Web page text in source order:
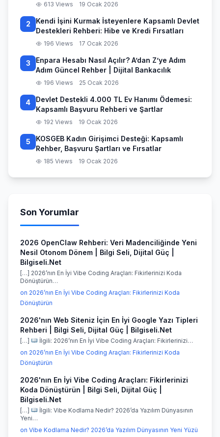
613 Views 19 Ocak 2026
2
Kendi İşini Kurmak İsteyenlere Kapsamlı Devlet
Destekleri Rehberi: Hibe ve Kredi Fırsatları
196 Views 17 Ocak 2026
3
Enpara Hesabı Nasıl Açılır? A’dan Z’ye Adım
Adım Güncel Rehber | Dijital Bankacılık
196 Views 25 Ocak 2026
4
Devlet Destekli 4.000 TL Ev Hanımı Ödemesi:
Kapsamlı Başvuru Rehberi ve Şartlar
192 Views 19 Ocak 2026
5
KOSGEB Kadın Girişimci Desteği: Kapsamlı
Rehber, Başvuru Şartları ve Fırsatlar
185 Views 19 Ocak 2026
Son Yorumlar
2026 OpenClaw Rehberi: Veri Madenciliğinde Yeni
Nesil Otonom Dönem | Bilgi Seli, Dijital Güç |
Bilgiseli.Net
[…] 2026’nın En İyi Vibe Coding Araçları: Fikirlerinizi Koda
Dönüştürün…
on 2026’nın En İyi Vibe Coding Araçları: Fikirlerinizi Koda
Dönüştürün
2026'nın Web Siteniz İçin En İyi Google Yazı Tipleri
Rehberi | Bilgi Seli, Dijital Güç | Bilgiseli.Net
[…]
İlgili: 2026’nın En İyi Vibe Coding Araçları: Fikirlerinizi…
on 2026’nın En İyi Vibe Coding Araçları: Fikirlerinizi Koda
Dönüştürün
2026'nın En İyi Vibe Coding Araçları: Fikirlerinizi
Koda Dönüştürün | Bilgi Seli, Dijital Güç |
Bilgiseli.Net
[…]
İlgili: Vibe Kodlama Nedir? 2026’da Yazılım Dünyasının
Yeni…
on Vibe Kodlama Nedir? 2026’da Yazılım Dünyasının Yeni Yüzü